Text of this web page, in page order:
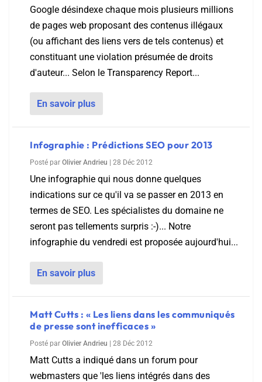
Audit SEO
Google désindexe chaque mois plusieurs millions
de pages web proposant des contenus illégaux
(ou affichant des liens vers de tels contenus) et
constituant une violation présumée de droits
d'auteur... Selon le Transparency Report...
En savoir plus
Infographie : Prédictions SEO pour 2013
Posté par Olivier Andrieu 28 Déc 2012
Une infographie qui nous donne quelques
indications sur ce qu'il va se passer en 2013 en
termes de SEO. Les spécialistes du domaine ne
seront pas tellements surpris :-)... Notre
infographie du vendredi est proposée aujourd'hui...
En savoir plus
Matt Cutts : « Les liens dans les communiqués
de presse sont inefficaces »
Posté par Olivier Andrieu 28 Déc 2012
Matt Cutts a indiqué dans un forum pour
webmasters que 'les liens intégrés dans des